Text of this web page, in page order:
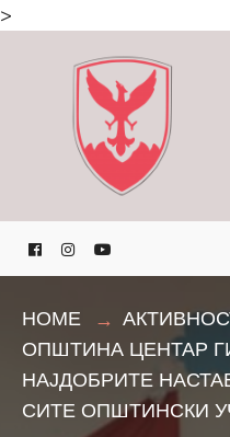
>
HOME
ОПШТИНА ЦЕНТАР
НАЈДОБРИТЕ
СИТЕ ОПШТИНСКИ